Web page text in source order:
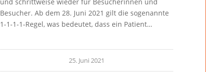
und schrittweise wieder für Besucherinnen und
Besucher. Ab dem 28. Juni 2021 gilt die sogenannte
1-1-1-1-Regel, was bedeutet, dass ein Patient…
25. Juni 2021